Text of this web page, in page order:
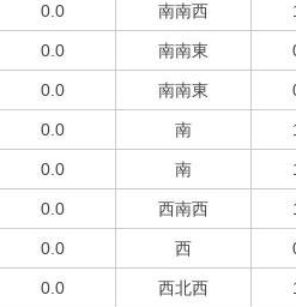
0.0 南南西
0.0 南南東
0.0 南南東
0.0 南
0.0 南
0.0 西南西
0.0 西
0.0 西北西